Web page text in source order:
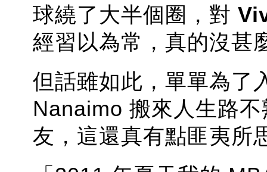
球繞了大半個圈，對
經習以為常，真的沒甚
但話雖如此，單單為了
Nanaimo 搬來人生路
友，這還真有點匪夷所